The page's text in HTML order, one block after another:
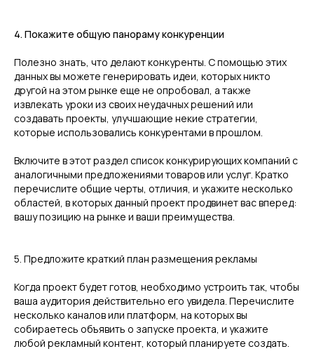
4. Покажите общую панораму конкуренции
Полезно знать, что делают конкуренты. С помощью этих
данных вы можете генерировать идеи, которых никто
другой на этом рынке еще не опробовал, а также
извлекать уроки из своих неудачных решений или
создавать проекты, улучшающие некие стратегии,
которые использовались конкурентами в прошлом.
Включите в этот раздел список конкурирующих компаний с
аналогичными предложениями товаров или услуг. Кратко
перечислите общие черты, отличия, и укажите несколько
областей, в которых данный проект продвинет вас вперед:
вашу позицию на рынке и ваши преимущества.
5. Предложите краткий план размещения рекламы
Когда проект будет готов, необходимо устроить так, чтобы
ваша аудитория действительно его увидела. Перечислите
несколько каналов или платформ, на которых вы
собираетесь объявить о запуске проекта, и укажите
любой рекламный контент, который планируете создать.